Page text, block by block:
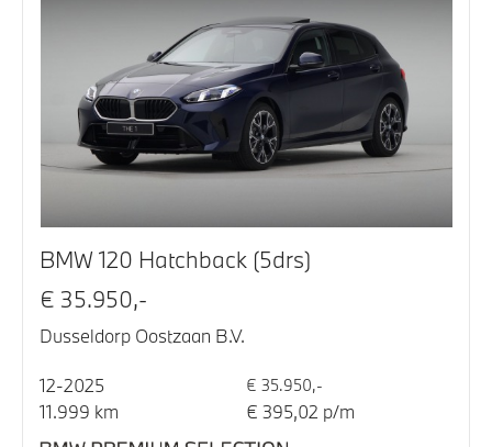
BMW 120 Hatchback (5drs)
€ 35.950,-
Dusseldorp Oostzaan B.V.
12-2025 € 35.950,-
11.999 km € 395,02 p/m